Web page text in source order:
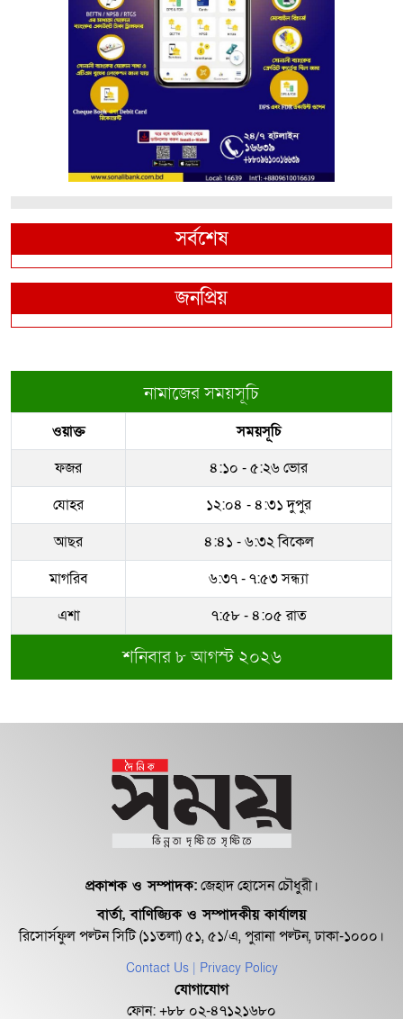
সর্বশেষ
জনপ্রিয়
নামাজের সময়সূচি
ওয়াক্ত
সময়সূচি
ফজর
৪:১০ - ৫:২৬ ভোর
যোহর
১২:০৪ - ৪:৩১ দুপুর
আছর
৪:৪১ - ৬:৩২ বিকেল
মাগরিব
৬:৩৭ - ৭:৫৩ সন্ধ্যা
এশা
৭:৫৮ - ৪:০৫ রাত
শনিবার ৮ আগস্ট ২০২৬
প্রকাশক ও সম্পাদক:জেহাদ হোসেন চৌধুরী।
বার্তা, বাণিজ্যিক ও সম্পাদকীয় কার্যালয়
রিসোর্সফুল পল্টন সিটি (১১তলা) ৫১, ৫১/এ, পুরানা পল্টন, ঢাকা-১০০০।
Contact Us | Privacy Policy
যোগাযোগ
ফোন: +৮৮ ০২-৪৭১২১৬৮০